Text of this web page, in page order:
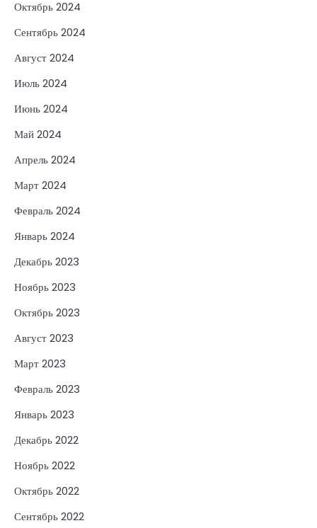
Октябрь 2024
Сентябрь 2024
Август 2024
Июль 2024
Июнь 2024
Май 2024
Апрель 2024
Март 2024
Февраль 2024
Январь 2024
Декабрь 2023
Ноябрь 2023
Октябрь 2023
Август 2023
Март 2023
Февраль 2023
Январь 2023
Декабрь 2022
Ноябрь 2022
Октябрь 2022
Сентябрь 2022